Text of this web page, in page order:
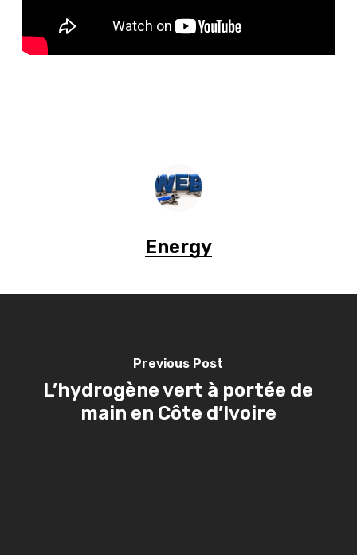
Energy
Previous Post
L’hydrogène vert à portée de
main en Côte d’Ivoire